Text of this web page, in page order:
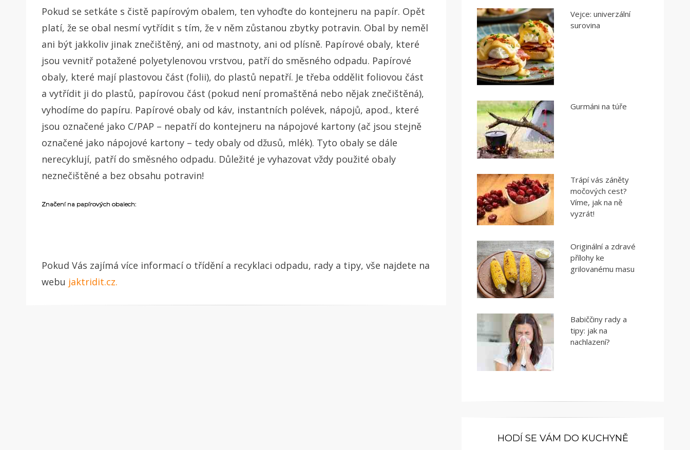
Pokud se setkáte s čistě papírovým obalem, ten vyhoďte do kontejneru na papír. Opět
platí, že se obal nesmí vytřídit s tím, že v něm zůstanou zbytky potravin. Obal by neměl
ani být jakkoliv jinak znečištěný, ani od mastnoty, ani od plísně. Papírové obaly, které
jsou vevnitř potažené polyetylenovou vrstvou, patří do směsného odpadu. Papírové
obaly, které mají plastovou část (folii), do plastů nepatří. Je třeba oddělit foliovou část
a vytřídit ji do plastů, papírovou část (pokud není promaštěná nebo nějak znečištěná),
vyhodíme do papíru. Papírové obaly od káv, instantních polévek, nápojů, apod., které
jsou označené jako C/PAP – nepatří do kontejneru na nápojové kartony (ač jsou stejně
označené jako nápojové kartony – tedy obaly od džusů, mlék). Tyto obaly se dále
nerecyklují, patří do směsného odpadu. Důležité je vyhazovat vždy použité obaly
neznečištěné a bez obsahu potravin!
Značení na papírových obalech:
Pokud Vás zajímá více informací o třídění a recyklaci odpadu, rady a tipy, vše najdete na
webu jaktridit.cz.
Vejce: univerzální
surovina
Gurmáni na túře
Trápí vás záněty
močových cest?
Víme, jak na ně
vyzrát!
Originální a zdravé
přílohy ke
grilovanému masu
Babiččiny rady a
tipy: jak na
nachlazení?
HODÍ SE VÁM DO KUCHYNĚ